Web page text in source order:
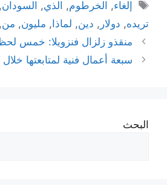
الوسوم
إلغاء, الخرطوم, الذي, السودان,
تريده, دولار , دين, لماذا, مليون, من,
منقذو زلزال فنزويلا: خمس
سبعة أعمال فنية لمتابعتها
البحث